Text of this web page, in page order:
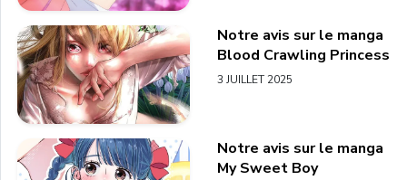
Notre avis sur le manga
Blood Crawling Princess
3 JUILLET 2025
Notre avis sur le manga
My Sweet Boy